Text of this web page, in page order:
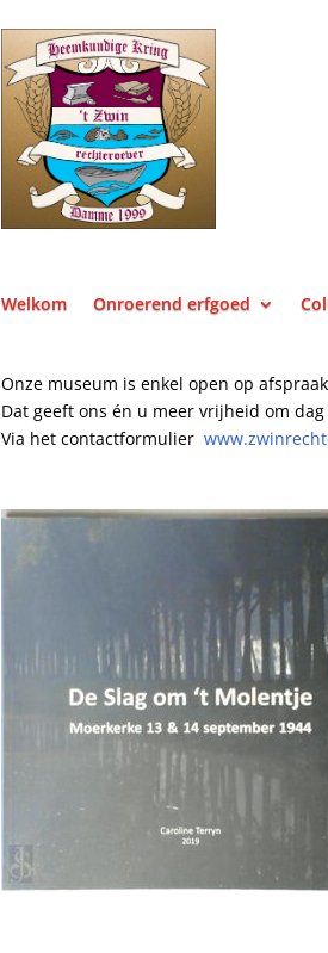
Welkom Onroerend erfgoed
Onze museum is enkel open op
Dat geeft ons én u meer vrijheid om
Via het contactformulier